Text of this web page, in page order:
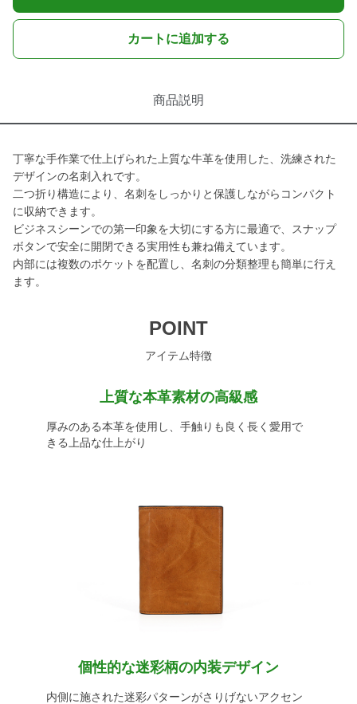
カートに追加する
商品説明
丁寧な手作業で仕上げられた上質な牛革を使用した、洗練された
デザインの名刺入れです。
二つ折り構造により、名刺をしっかりと保護しながらコンパクト
に収納できます。
ビジネスシーンでの第一印象を大切にする方に最適で、スナップ
ボタンで安全に開閉できる実用性も兼ね備えています。
内部には複数のポケットを配置し、名刺の分類整理も簡単に行え
ます。
POINT
アイテム特徴
上質な本革素材の高級感
厚みのある本革を使用し、手触りも良く長く愛用で
きる上品な仕上がり
個性的な迷彩柄の内装デザイン
内側に施された迷彩パターンがさりげないアクセン